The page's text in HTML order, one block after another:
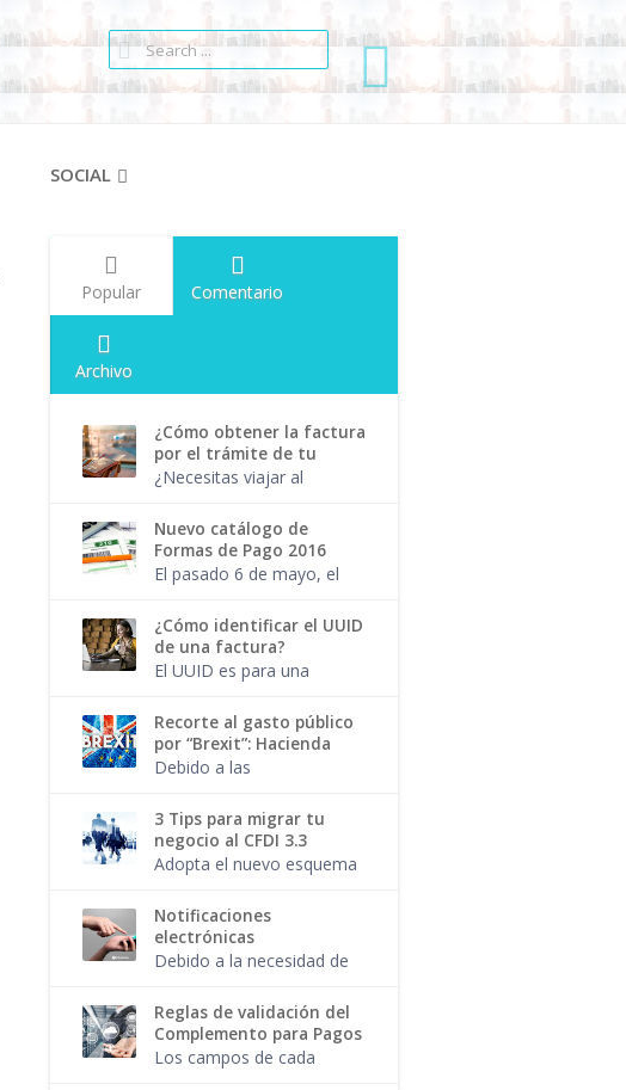
SOCIAL
Popular Comentario
Archivo
¿Cómo obtener la factura
por el trámite de tu
pasaporte?
¿Necesitas viajar al
alguna actividad
profesional? El pago por el
trámite de tu pasaporte
también es facturab...
Nuevo catálogo de
Formas de Pago 2016
El pasado 6 de mayo, el
regla para los
contribuyentes que
expiden facturas, creando
un catálogo de Métodos
de pago e...
¿Cómo identificar el UUID
de una factura?
El UUID es para una
una persona.
Seguramente has
escuchado hablar de este
has emitido...
Recorte al gasto público
por “Brexit”: Hacienda
Debido a las
económicas de la salida
de Gran Bretaña de la
Unión Europea ( Brexit ), el
gobierno mexicano
decidió hacer un ...
3 Tips para migrar tu
negocio al CFDI 3.3
Adopta el nuevo esquema
complicaciones. Ya sea
que desees migrar el 1 de
julio o el 1 de diciembre,
Notificaciones
electrónicas
Debido a la necesidad de
solicitudes, respetando la
confidencialidad de los
datos y desde la
comodidad del hogar, e...
Reglas de validación del
Complemento para Pagos
Los campos de cada